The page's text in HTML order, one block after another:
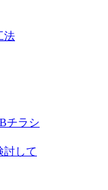
法
チラシ
討して